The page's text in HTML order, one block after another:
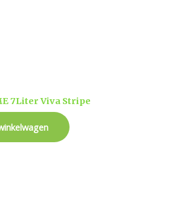
7Liter Viva Stripe